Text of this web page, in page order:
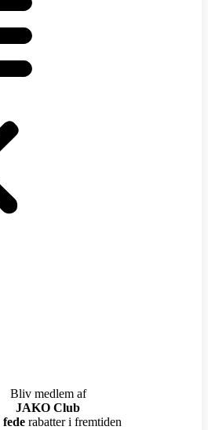
Bliv medlem af
JAKO Club
federabatter i fremtiden